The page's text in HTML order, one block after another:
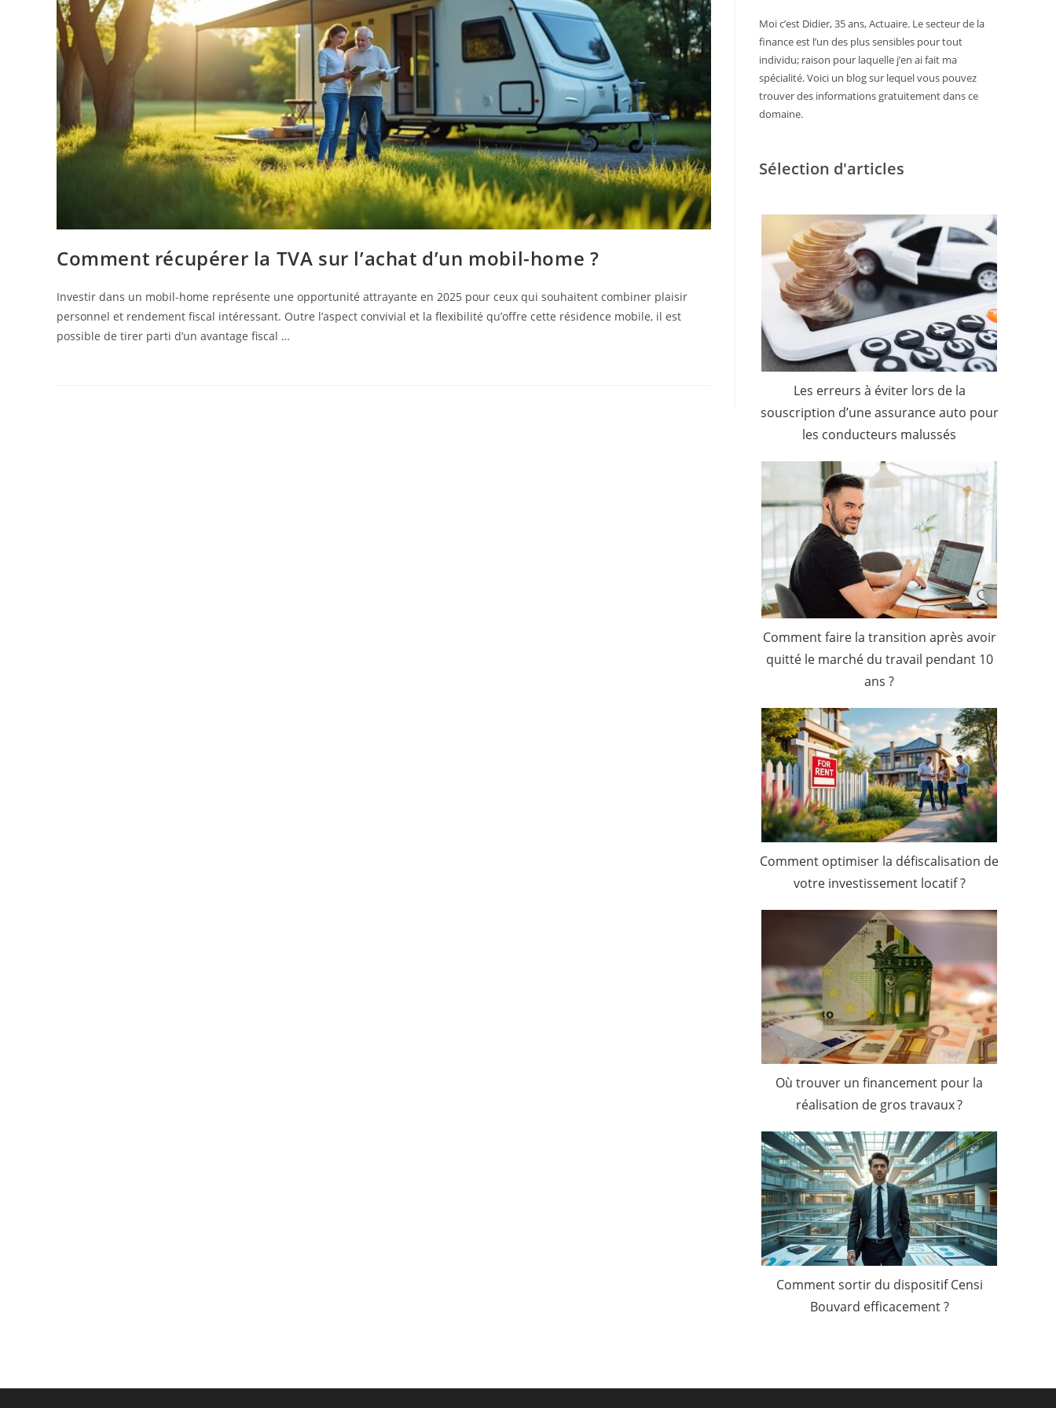
Comment récupérer la TVA sur l’achat d’un mobil-home ?
Investir dans un mobil-home représente une opportunité attrayante en 2025 pour ceux qui souhaitent combiner plaisir
personnel et rendement fiscal intéressant. Outre l’aspect convivial et la flexibilité qu’offre cette résidence mobile, il est
possible de tirer parti d’un avantage fiscal …
Moi c’est Didier, 35 ans, Actuaire. Le secteur de la
finance est l’un des plus sensibles pour tout
individu; raison pour laquelle j’en ai fait ma
spécialité. Voici un blog sur lequel vous pouvez
trouver des informations gratuitement dans ce
domaine.
Sélection d'articles
Les erreurs à éviter lors de la
souscription d’une assurance auto pour
les conducteurs malussés
Comment faire la transition après avoir
quitté le marché du travail pendant 10
ans ?
Comment optimiser la défiscalisation de
votre investissement locatif ?
Où trouver un financement pour la
réalisation de gros travaux ?
Comment sortir du dispositif Censi
Bouvard efficacement ?